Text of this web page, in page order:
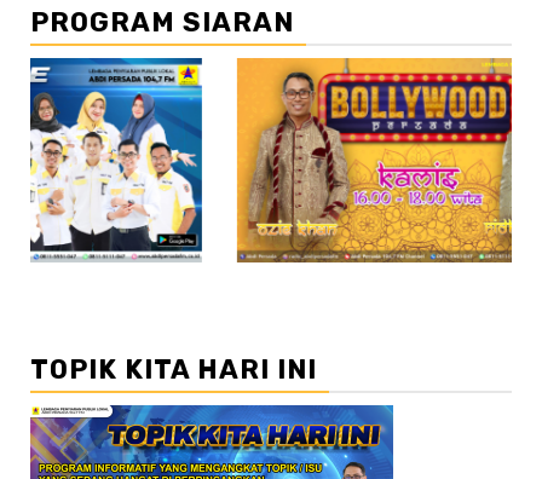
PROGRAM SIARAN
//2 //3
TOPIK KITA HARI INI